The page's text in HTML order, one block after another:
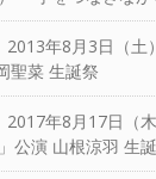
2013年8月3日（土
聖菜 生誕祭
2017年8月17日（
公演 山根涼羽 生